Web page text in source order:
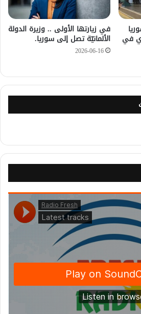
في
في زيارتها الأولى .. وزيرة الدولة
الألمانيّة تصل إلى سوريا.
2026-06-16